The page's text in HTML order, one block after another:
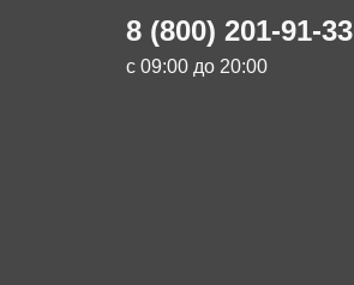
8 (800) 201-91-33
с 09:00 до 20:00